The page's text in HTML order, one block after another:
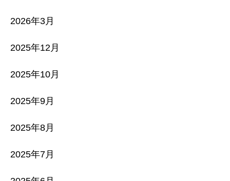
2026年3月
2025年12月
2025年10月
2025年9月
2025年8月
2025年7月